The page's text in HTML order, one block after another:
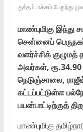
குத்தம்பாக்கம் பேருந்து
மாண்புமிகு
சென்னைப்
வளர்ச்சிக் குழுமத்
அவர்கள்,
நெடுஞ்சாலை,
கட்டப்பட்டுள்ள
பயன்பாட்டிற்குத்
மாண்புமிகு